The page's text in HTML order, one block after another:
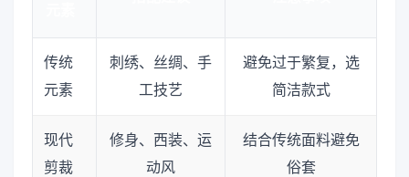
传统
元素
刺绣、丝绸、手
工技艺
避免过于繁复，选
简洁款式
现代
剪裁
修身、西装、运
动风
结合传统面料避免
俗套